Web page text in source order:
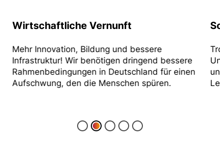
Vernunft
und bessere
dringend bessere
in Deutschland für einen
die Menschen spüren.
Soziale
Trotz harter Arbeit
Unsicherheit,
und fühlen sich von
Leistung muss sich